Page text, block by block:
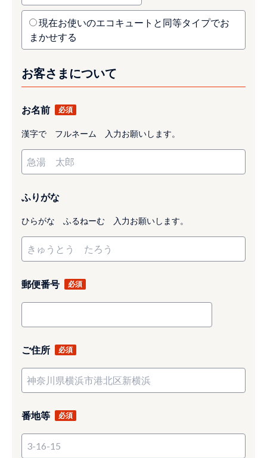
現在お使いのエコキュートと同等タイプでお
まかせする
お客さまについて
お名前
漢字で フルネーム 入力お願いします。
ふりがな
ひらがな ふるねーむ 入力お願いします。
郵便番号
ご住所
番地等